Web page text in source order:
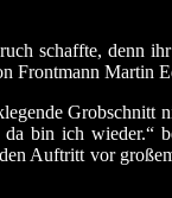
schaffte, denn
Frontmann Martin
Grobschnitt
bin ich wieder.“
Auftritt vor